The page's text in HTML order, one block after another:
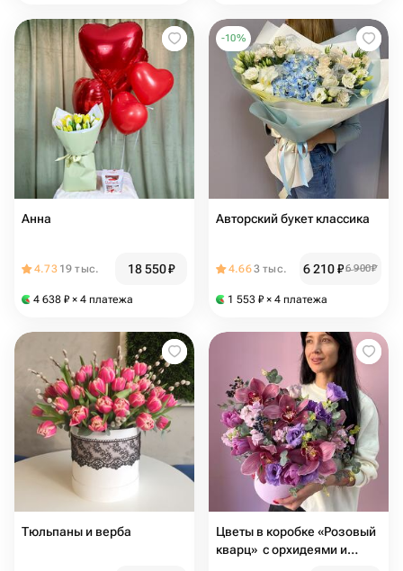
Анна
4.73 19 тыс. 18 550₽
4 638 ₽ × 4 платежа
-10%
Авторский букет классика
4.663 тыс. 6 210₽6 900₽
1 553 ₽ × 4 платежа
Тюльпаны и верба
Цветы в коробке «Розовый
кварц» ️ с орхидеями и